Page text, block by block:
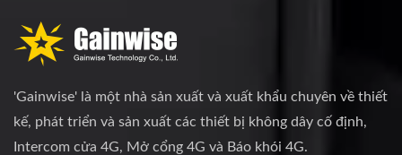
'Gainwise' là một nhà sản xuất và xuất khẩu chuyên về thiết
kế, phát triển và sản xuất các thiết bị không dây cố định,
Intercom cửa 4G, Mở cổng 4G và Báo khói 4G.